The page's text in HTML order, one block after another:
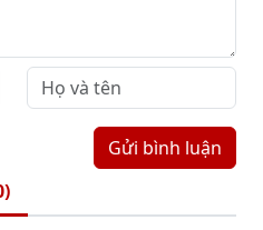
Gửi bình luận
)